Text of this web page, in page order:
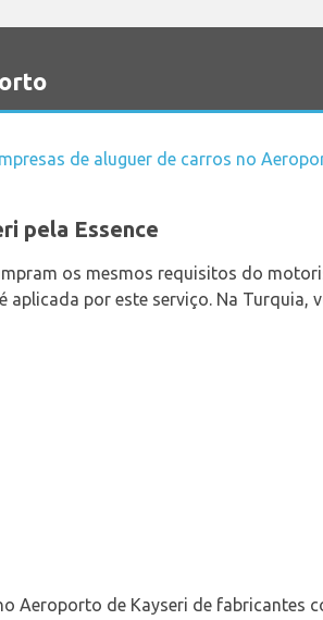
de aluguer de carros no
pela Essence
os mesmos requisitos do
por este serviço. Na Turquia,
Aeroporto de Kayseri de fabricantes